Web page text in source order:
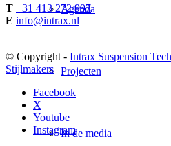
Agenda
Projecten
In de media
T +31 413 272 997
E info@intrax.nl
© Copyright - Intrax Suspension
Stijlmakers
Facebook
X
Youtube
Instagram